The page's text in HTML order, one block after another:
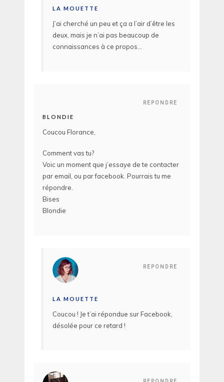
LA MOUETTE
J’ai cherché un peu et ça a l’air d’être les
deux, mais je n’ai pas beaucoup de
connaissances à ce propos…
REPONDRE
BLONDIE
Coucou Florance,
Comment vas tu?
Voic un moment que j’essaye de te contacter
par email, ou par facebook. Pourrais tu me
répondre.
Bises
Blondie
REPONDRE
LA MOUETTE
Coucou ! Je t’ai répondue sur Facebook,
désolée pour ce retard !